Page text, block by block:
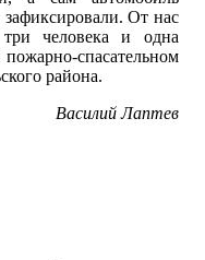
От нас
человека и одна
спасательном
района.
Василий Лаптев